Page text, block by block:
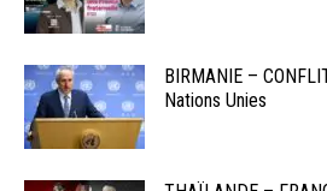
BIRMANIE –
Nations Unies